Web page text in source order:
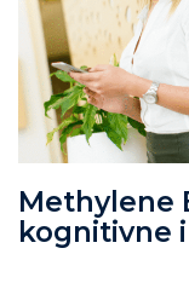
Methylene
kognitivne